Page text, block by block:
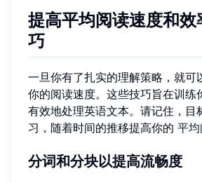
提高平均阅读速度和效
巧
一旦你有了扎实的理解策略，就可
你的阅读速度。这些技巧旨在训练
有效地处理英语文本。请记住，目
习，随着时间的推移提高你的 平
分词和分块以提高流畅度